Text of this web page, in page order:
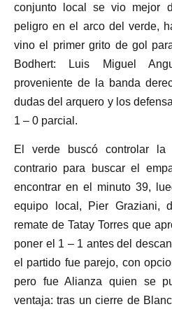
conjunto local se vio mejor
peligro en el arco del verde,
vino el primer grito de gol
Bodhert: Luis Miguel
proveniente de la banda
dudas del arquero y los
1 – 0 parcial.
El verde buscó controlar
contrario para buscar el
encontrar en el minuto 39,
equipo local, Pier Graziani,
remate de Tatay Torres que
poner el 1 – 1 antes del
el partido fue parejo, con
pero fue Alianza quien se
ventaja: tras un cierre de